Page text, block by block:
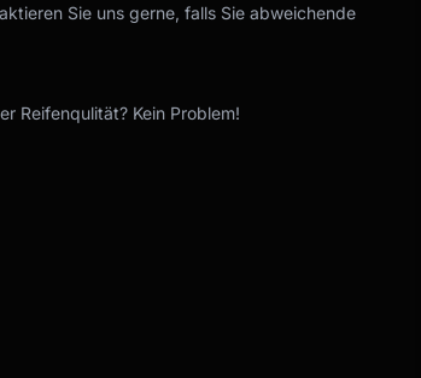
Sie uns gerne, falls Sie abweichende
Reifenqulität? Kein Problem!